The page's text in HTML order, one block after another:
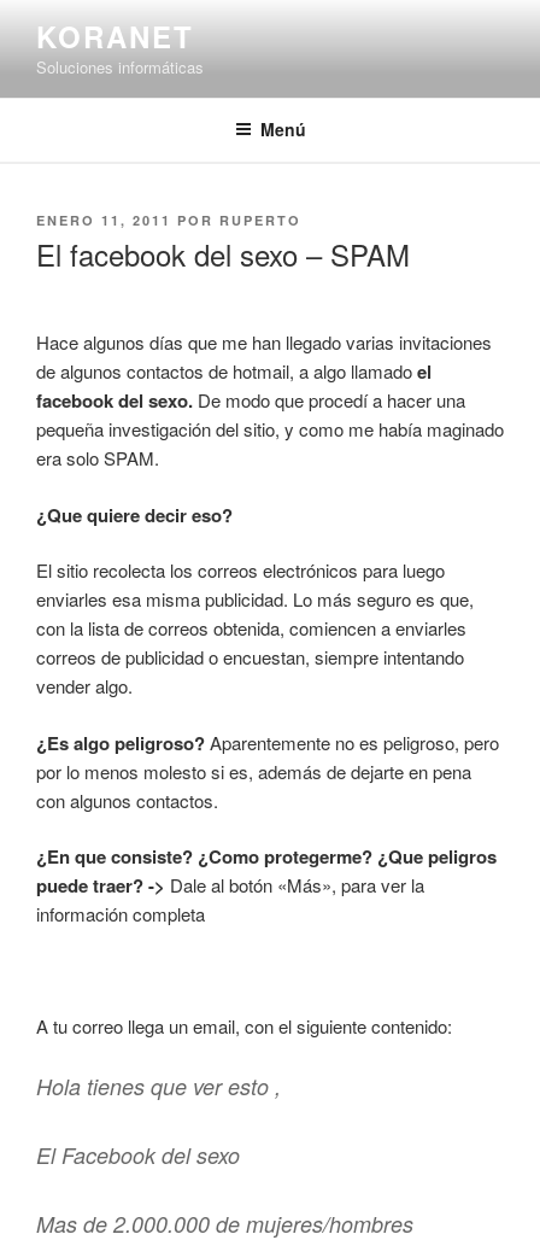
contenido
KORANET
Soluciones informáticas
Menú
PUBLICADO
ENERO 11, 2011 POR RUPERTO
El facebook del sexo – SPAM
Hace algunos días que me han llegado varias invitaciones
de algunos contactos de hotmail, a algo llamadoel
facebook del sexo. De modo que procedí a hacer una
pequeña investigación del sitio, y como me había maginado
era solo SPAM.
¿Que quiere decir eso?
El sitio recolecta los correos electrónicos para luego
enviarles esa misma publicidad. Lo más seguro es que,
con la lista de correos obtenida, comiencen a enviarles
correos de publicidad o encuestan, siempre intentando
vender algo.
¿Es algo peligroso?Aparentemente no es peligroso, pero
por lo menos molesto si es, además de dejarte en pena
con algunos contactos.
¿En que consiste? ¿Como protegerme? ¿Que peligros
puede traer? -> Dale al botón «Más», para ver la
información completa
A tu correo llega un email, con el siguiente contenido:
Hola tienes que ver esto ,
El Facebook del sexo
Mas de 2.000.000 de mujeres/hombres